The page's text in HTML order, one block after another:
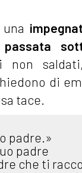
passata
di
tace.
padre.»
padre
che ti